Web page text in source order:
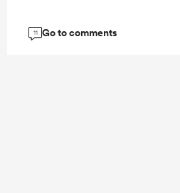
11 Go to comments